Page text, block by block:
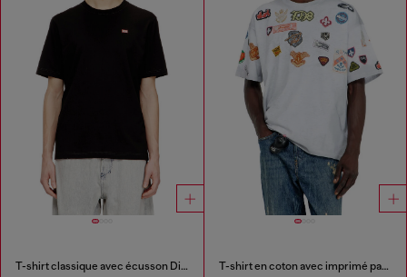
T-shirt classique avec écusson Diesel et imprimé photo T-shirt en coton avec imprimé patchs all-over